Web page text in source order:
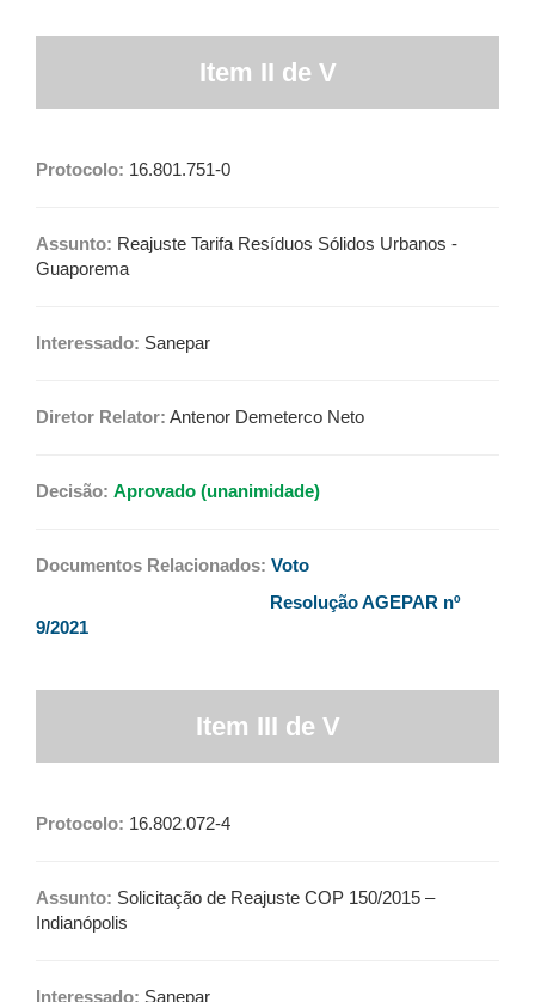
Item II de V
Protocolo: 16.801.751-0
Assunto: Reajuste Tarifa Resíduos Sólidos Urbanos -
Guaporema
Interessado: Sanepar
Diretor Relator: Antenor Demeterco Neto
Decisão: Aprovado (unanimidade)
Documentos Relacionados: Voto
Resolução AGEPAR nº
9/2021
Item III de V
Protocolo: 16.802.072-4
Assunto: Solicitação de Reajuste COP 150/2015 –
Indianópolis
Interessado: Sanepar